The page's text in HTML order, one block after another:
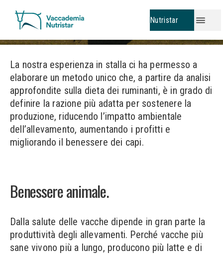
Vaccademia Nutristar NutristarNutristar
Feed Good, Farm Better.
La nostra esperienza in stalla ci ha permesso a
elaborare un metodo unico che, a partire da analisi
approfondite sulla dieta dei ruminanti, è in grado di
definire la razione più adatta per sostenere la
produzione, riducendo l’impatto ambientale
dell’allevamento, aumentando i profitti e
migliorando il benessere dei capi.
Benessere animale.
Dalla salute delle vacche dipende in gran parte la
produttività degli allevamenti. Perché vacche più
sane vivono più a lungo, producono più latte e di